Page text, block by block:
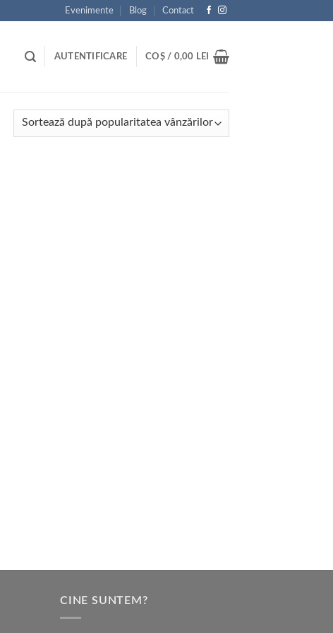
Evenimente Blog Contact
AUTENTIFICARE COȘ / 0,00 LEI
CINE SUNTEM?